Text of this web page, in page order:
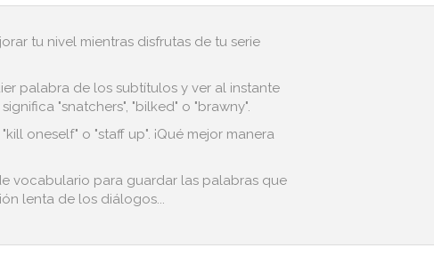
tu nivel mientras disfrutas de tu serie
palabra de los subtítulos y ver al instante
"snatchers", "bilked" o "brawny".
oneself" o "staff up". ¡Qué mejor manera
vocabulario para guardar las palabras que
lenta de los diálogos...